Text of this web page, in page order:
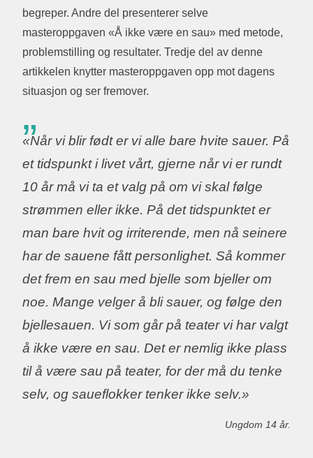
begreper. Andre del presenterer selve
masteroppgaven «Å ikke være en sau» med metode,
problemstilling og resultater. Tredje del av denne
artikkelen knytter masteroppgaven opp mot dagens
situasjon og ser fremover.
«Når vi blir født er vi alle bare hvite sauer. På
et tidspunkt i livet vårt, gjerne når vi er rundt
10 år må vi ta et valg på om vi skal følge
strømmen eller ikke. På det tidspunktet er
man bare hvit og irriterende, men nå seinere
har de sauene fått personlighet. Så kommer
det frem en sau med bjelle som bjeller om
noe. Mange velger å bli sauer, og følge den
bjellesauen. Vi som går på teater vi har valgt
å ikke være en sau. Det er nemlig ikke plass
til å være sau på teater, for der må du tenke
selv, og saueflokker tenker ikke selv.»
Ungdom 14 år.